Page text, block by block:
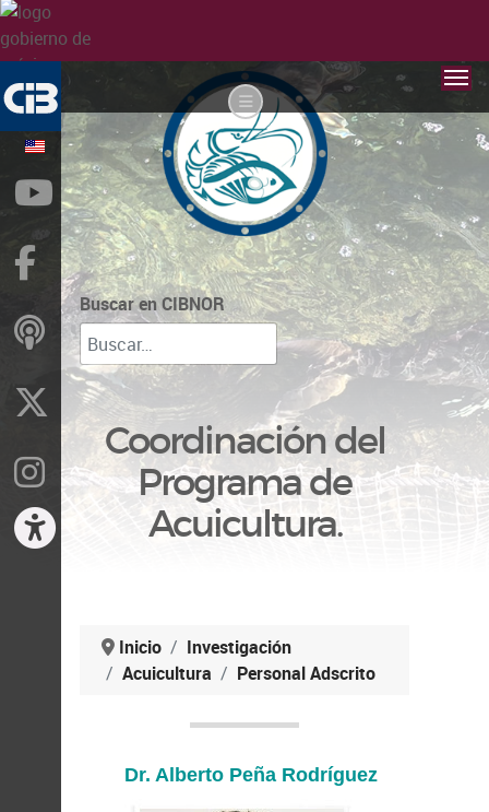
Buscar en CIBNOR
Coordinación del
Programa de
Acuicultura.
Inicio
Investigación
Acuicultura
Personal Adscrito
YouTube
Facebook
ivoox
Instragram